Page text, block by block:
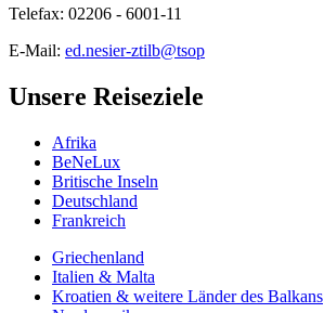
Telefax: 02206 - 6001-11
E-Mail: ed.nesier-ztilb@tsop
Unsere Reiseziele
Afrika
BeNeLux
Britische Inseln
Deutschland
Frankreich
Griechenland
Italien & Malta
Kroatien & weitere Länder des Balkans